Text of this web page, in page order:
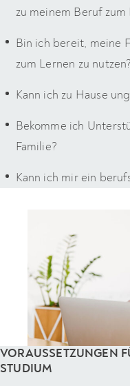
zu meinem Beruf
Bin ich bereit, meine
zum Lernen zu nutzen?
Kann ich zu Hause
Bekomme ich
Familie?
Kann ich mir ein
VORAUSSETZUNGEN
STUDIUM